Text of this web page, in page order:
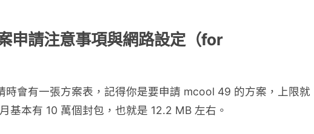
申請注意事項與網路設定（for
時會有一張方案表，記得你是要申請 mcool 49 的方案，上限就
基本有 10 萬個封包，也就是 12.2 MB 左右。